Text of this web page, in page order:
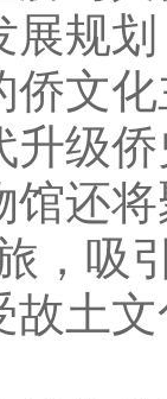
划
侨文
级
馆还
，吸
故土